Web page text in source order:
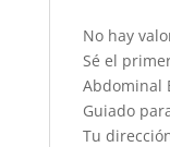
No hay
Sé el
Abdominal
Guiado
Tu